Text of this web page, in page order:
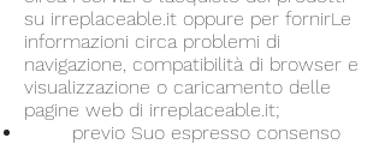
su irreplaceable.it oppure per fornirLe
informazioni circa problemi di
navigazione, compatibilità di browser e
visualizzazione o caricamento delle
pagine web di irreplaceable.it;
previo Suo espresso consenso